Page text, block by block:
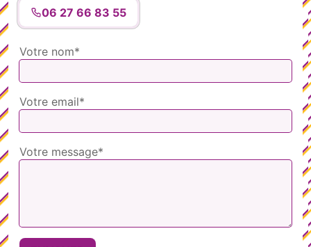
06 27 66 83 55
Votre nom*
Votre email*
Votre message*